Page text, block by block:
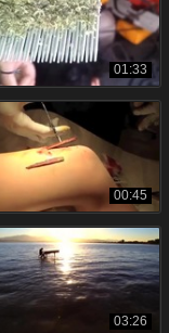
01:33
00:45
03:26